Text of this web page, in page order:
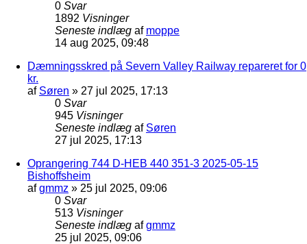
0 Svar
1892 Visninger
Seneste indlæg af moppe
14 aug 2025, 09:48
Dæmningsskred på Severn Valley Railway repareret for 0
kr.
af Søren » 27 jul 2025, 17:13
0 Svar
945 Visninger
Seneste indlæg af Søren
27 jul 2025, 17:13
Oprangering 744 D-HEB 440 351-3 2025-05-15
Bishoffsheim
afgmmz » 25 jul 2025, 09:06
0 Svar
513 Visninger
Seneste indlæg afgmmz
25 jul 2025, 09:06